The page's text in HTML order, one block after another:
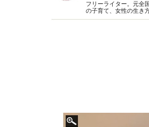
フリーライター。元全
の子育て、女性の生き
育士。2歳差3兄弟の母